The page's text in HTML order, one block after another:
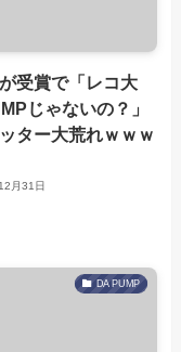
受賞で「レコ大
じゃないの？」
ター大荒れｗｗｗ
月31日
DA PUMP